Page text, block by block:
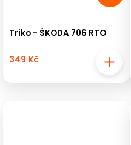
Triko - ŠKODA 706 RTO
349 Kč